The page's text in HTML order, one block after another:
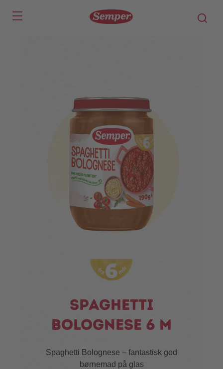
Spaghetti
bolognese 6 m
Spaghetti Bolognese – fantastisk god
børnemad på glas